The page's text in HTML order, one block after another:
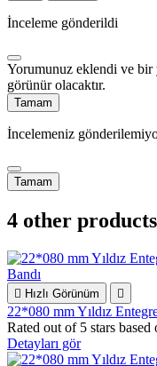
İnceleme gönderildi
Yorumunuz eklendi ve bir
görünür olacaktır.
Tamam
İncelemeniz
Tamam
4 other
 Hızlı Görünüm 
22*080 mm Yıldız
Rated out of 5 stars based
Detayları gör